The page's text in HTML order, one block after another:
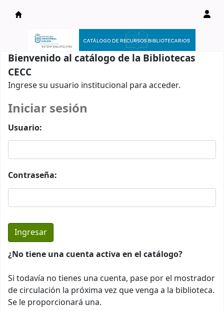
Catálogo en línea
Bienvenido al catálogo de la Bibliotecas
CECC
Ingrese su usuario institucional para acceder.
Iniciar sesión
Usuario:
Contraseña:
¿No tiene una cuenta activa en el catálogo?
Si todavía no tienes una cuenta, pase por el mostrador
de circulación la próxima vez que venga a la biblioteca.
Se le proporcionará una.